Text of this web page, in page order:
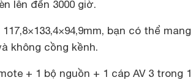
lên đến 3000 giờ.
bạn có thể
không cồng kềnh.
+ 1 bộ nguồn + 1 cáp AV 3 trong